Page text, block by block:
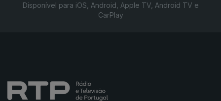
Disponível para iOS, Android, Apple TV, Android TV e
CarPlay